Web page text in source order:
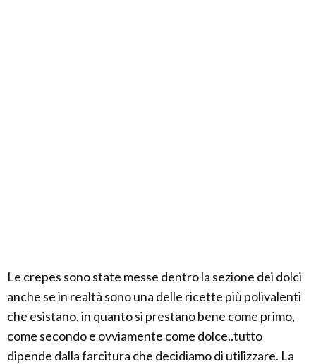
Le crepes sono state messe dentro la sezione dei dolci
anche se in realtà sono una delle ricette più polivalenti
che esistano, in quanto si prestano bene come primo,
come secondo e ovviamente come dolce..tutto
dipende dalla farcitura che decidiamo di utilizzare. La